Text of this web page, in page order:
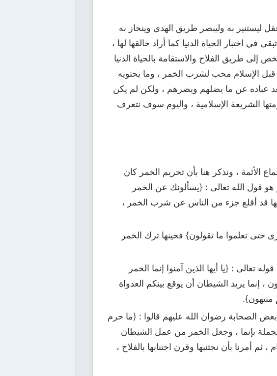
ليستنير به وليبصر طريق الهدى وينحاز به
اختبار الحياة الدنيا كما أراد خالقها لها ،
طريق الفلاح والاستقامة بالحياة الدنيا
قبل الإسلام محب لشرب الخمر ، وما يحتويه
عباده عن ما يضلهم ويضرهم ، ولكن لم يكن
الشريعة الإسلامية ، واليوم سوف نتعرف
الأئمة ، ونذكر هنا بأن تحريم الخمر كان
هو قول الله تعالى : {يسألونك عن الخمر
قد أقلع جزء من الناس عن شرب الخمر ،
حتى تعلموا ما تقولون} فحينها ترك الخمر
: {يا أيها الذين آمنوا إنما الخمر
إنما يريد الشيطان أن يوقع بينكم العدواة
منتهون}.
المنور وذلك في العام 3 هجرياً ، حتى أن بعض الصحابة رضوان الله عليهم قالوا : (ما حرم
بإنما ، وجعل الخمر من عمل الشيطان
أمرنا بأن نجتنبها وقرن اجتنابها بالفلاح ،